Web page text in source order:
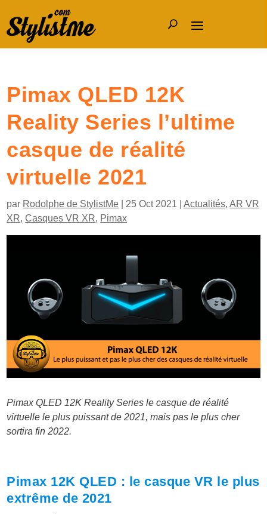
Pimax QLED 12K
Reality Series l’ultime
casque de réalité
virtuelle 2021
par Rodolphe de StylistMe 25 Oct 2021 |Actualités,AR VR
XR,Casques VR XR, Pimax
Pimax QLED 12K Reality Series le casque de réalité
virtuelle le plus puissant de 2021, mais pas le plus cher
sortira fin 2022.
Pimax 12K QLED : le casque VR le plus
extrême de 2021